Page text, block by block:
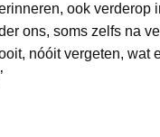
ook verderop
ons, soms zelfs na
nóóit vergeten, wat